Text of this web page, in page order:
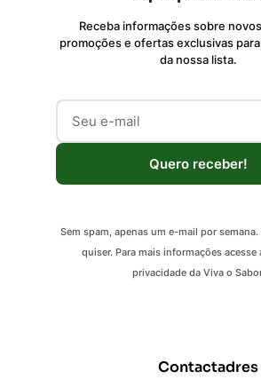
Receba informações sobre
promoções e ofertas exclusivas
da nossa lista.
Quero receber!
Sem spam, apenas um e-mail por
quiser. Para mais informações acesse
privacidade da Viva o
Contactadres